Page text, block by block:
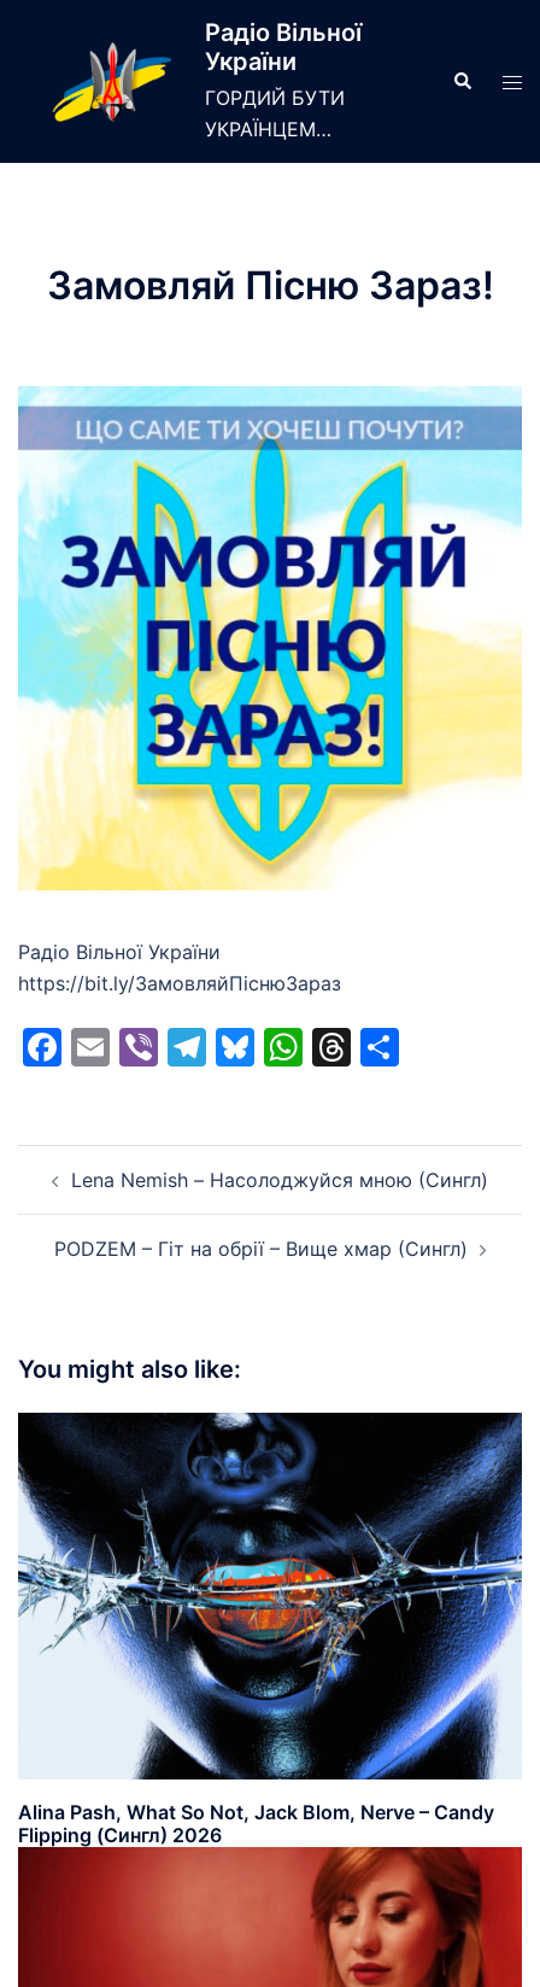
Радіо Вільної
України
ГОРДИЙ БУТИ
УКРАЇНЦЕМ…
Search
Замовляй Пiсню Зараз!
Радіо Вільної України
https://bit.ly/ЗамовляйПiснюЗараз
Facebook
EmailViberTelegram
Bluesky
WhatsApp
Threads
navigation
Lena Nemish – Насолоджуйся мною (Сингл)
PODZEM – Гіт на обрії – Вище хмар (Сингл)
You might also like:
Alina Pash, What So Not, Jack Blom, Nerve – Candy
Flipping (Сингл) 2026